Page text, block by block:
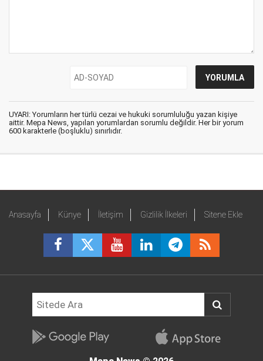
UYARI: Yorumların her türlü cezai ve hukuki sorumluluğu yazan kişiye
aittir. Mepa News, yapılan yorumlardan sorumlu değildir. Her bir yorum
600 karakterle (boşluklu) sınırlıdır.
Anasayfa Künye İletişim Gizlilik İlkeleri Sitene Ekle